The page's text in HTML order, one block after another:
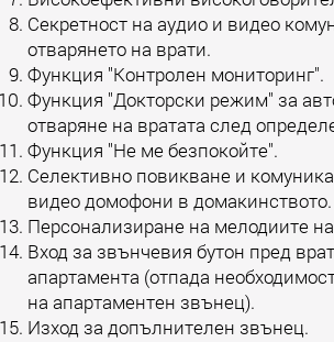
Секретност на аудио и видео
отварянето на врати.
Функция "Контролен мониторинг".
Функция "Докторски режим" за
отваряне на вратата след
Функция "Не ме безпокойте".
Селективно повикване и
видео домофони в домакинството.
Персонализиране на мелодиите
Вход за звънчевия бутон пред
апартамента (отпада
на апартаментен звънец).
Изход за допълнителен звънец.